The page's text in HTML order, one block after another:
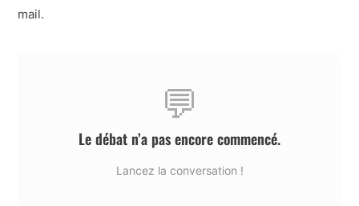
mail.
💬
Le débat n’a pas encore commencé.
Lancez la conversation !